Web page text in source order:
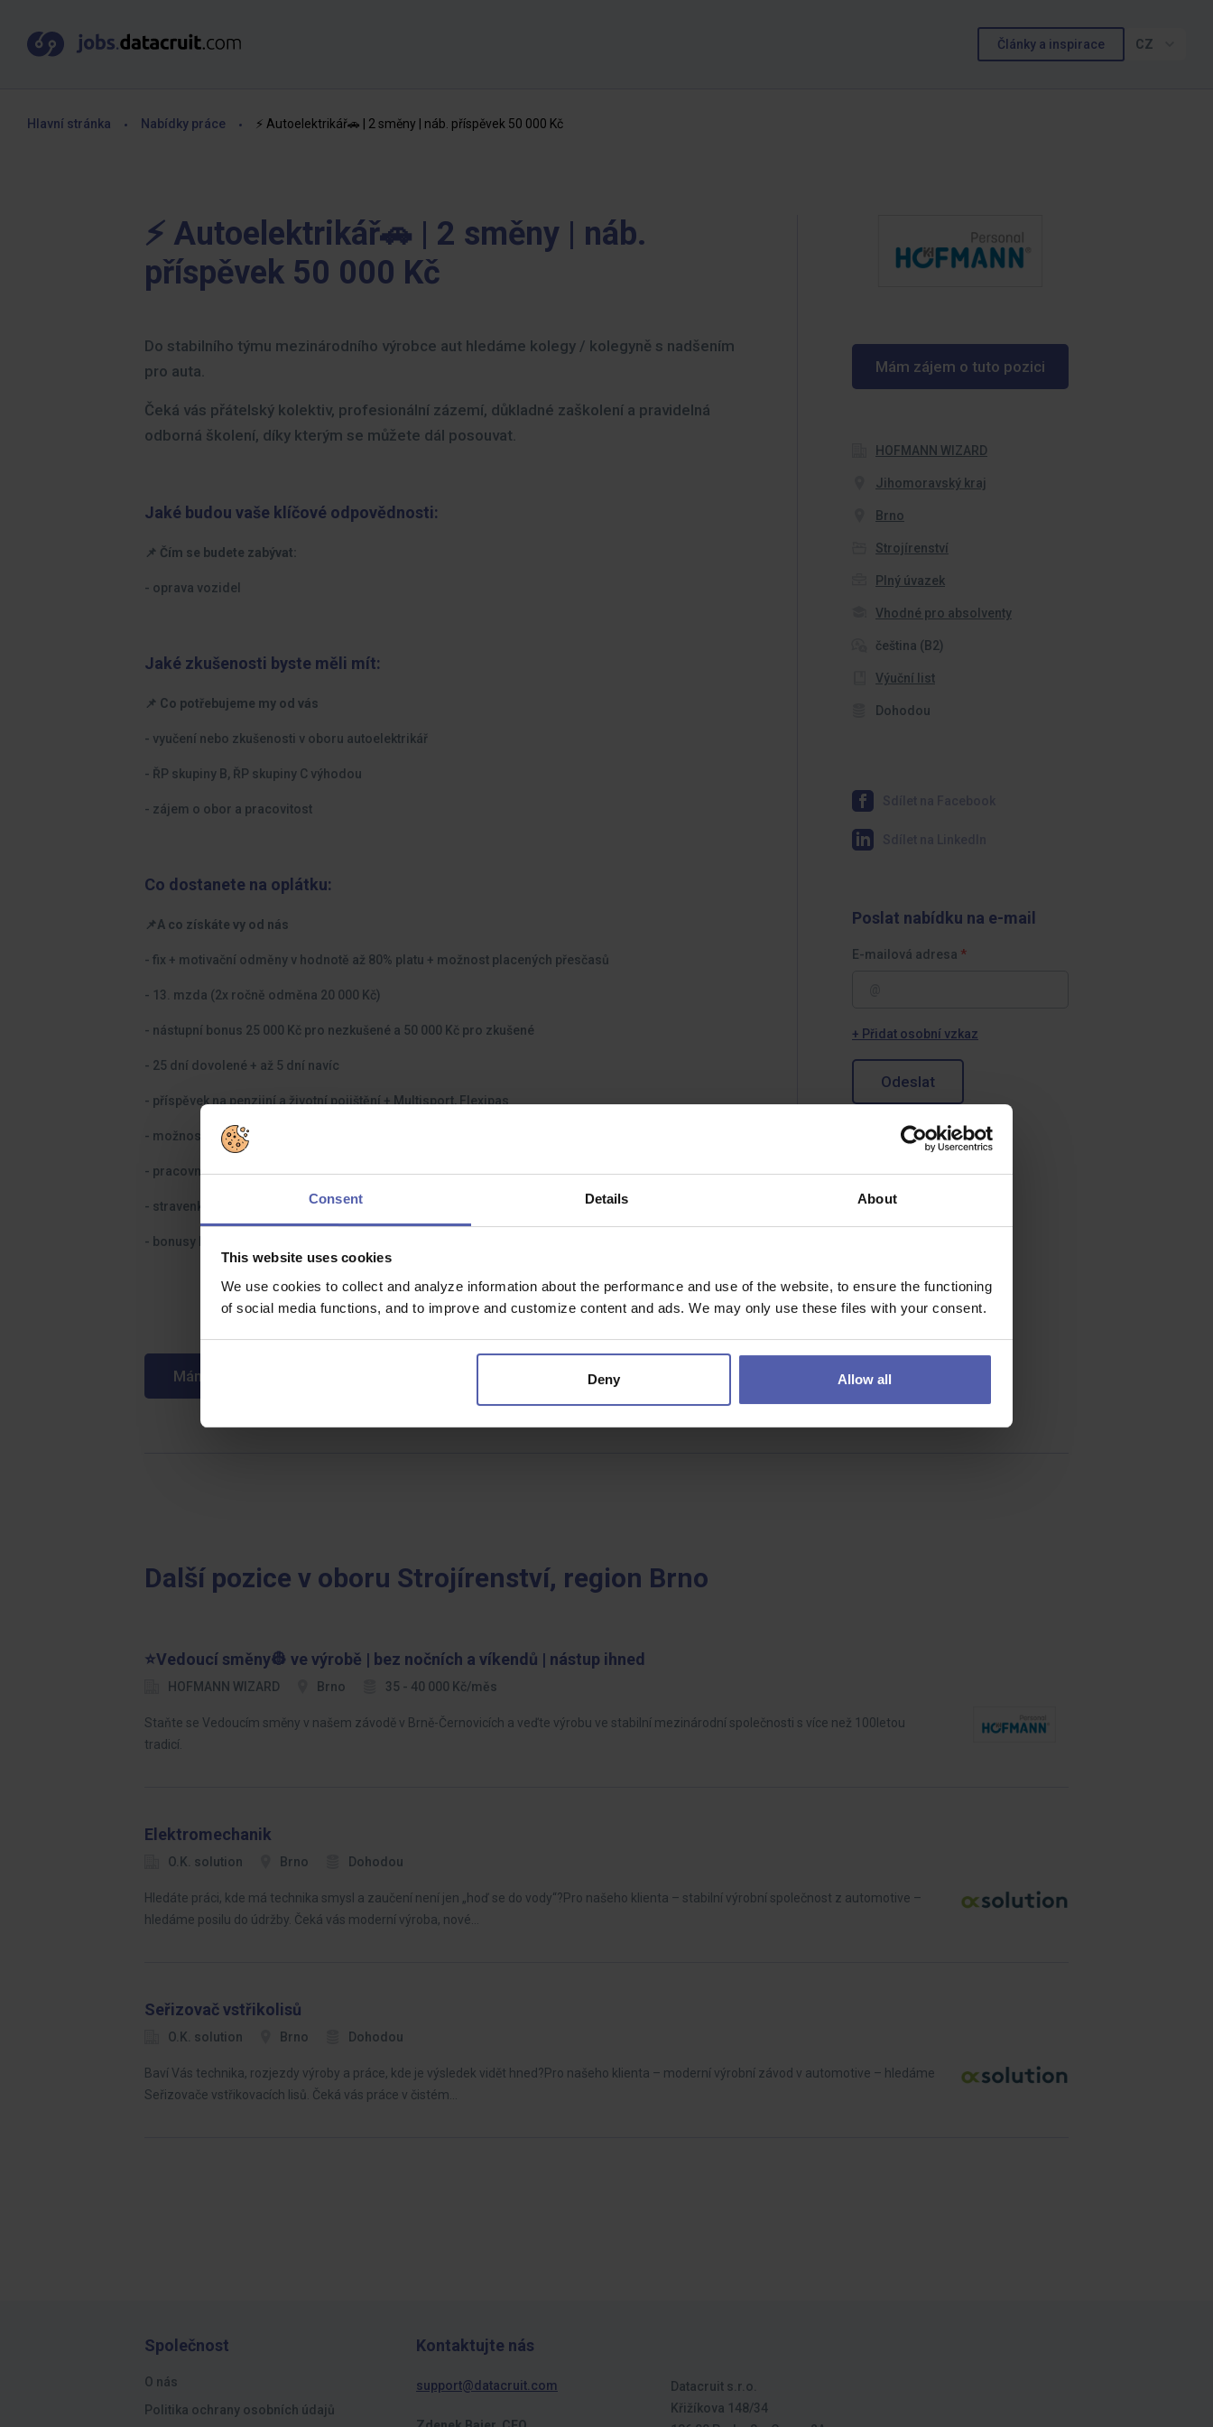
Consent Details About
This website uses cookies
We use cookies to collect and analyze information about the performance and use of the website, to ensure the functioning
of social media functions, and to improve and customize content and ads. We may only use these files with your consent.
Deny Allow all
Články a inspirace CZ
Hlavní stránka Nabídky práce ⚡ Autoelektrikář🚗 | 2 směny | náb. příspěvek 50 000 Kč
⚡ Autoelektrikář🚗 | 2 směny | náb.
příspěvek 50 000 Kč
Mám zájem o tuto pozici
HOFMANN WIZARD
Jihomoravský kraj
Brno
Strojírenství
Plný úvazek
Vhodné pro absolventy
čeština (B2)
Výuční list
Dohodou
Do stabilního týmu mezinárodního výrobce aut hledáme kolegy / kolegyně s nadšením
pro auta.
Čeká vás přátelský kolektiv, profesionální zázemí, důkladné zaškolení a pravidelná
odborná školení, díky kterým se můžete dál posouvat.
Jaké budou vaše klíčové odpovědnosti:
📌 Čím se budete zabývat:
- oprava vozidel
Jaké zkušenosti byste měli mít:
📌 Co potřebujeme my od vás
- vyučení nebo zkušenosti v oboru autoelektrikář
- ŘP skupiny B, ŘP skupiny C výhodou
- zájem o obor a pracovitost
Co dostanete na oplátku:
📌A co získáte vy od nás
- fix + motivační odměny v hodnotě až 80% platu + možnost placených přesčasů
- 13. mzda (2x ročně odměna 20 000 Kč)
- nástupní bonus 25 000 Kč pro nezkušené a 50 000 Kč pro zkušené
- 25 dní dovolené + až 5 dní navíc
- příspěvek na penzijní a životní pojištění + Multisport, Flexipas
- možnost příspěvku zaměstnavatele na získání řidičského průkazu skupiny C,D,E
- pracovní oděv vč. čištění
- stravenky 150 Kč
- bonusy k narození dítěte a výročním narozeninám
Mám zájem o tuto pozici
Poslat nabídku na e-mail
E-mailová adresa
+ Přidat osobní vzkaz
Odeslat
Další pozice v oboru Strojírenství, region Brno
⭐Vedoucí směny👷 ve výrobě | bez nočních a víkendů | nástup ihned
HOFMANN WIZARD Brno 35 - 40 000 Kč/měs
Staňte se Vedoucím směny v našem závodě v Brně-Černovicích a veďte výrobu ve stabilní mezinárodní společnosti s více než 100letou
tradicí.
Elektromechanik
O.K. solution Brno Dohodou
Hledáte práci, kde má technika smysl a zaučení není jen „hoď se do vody“?Pro našeho klienta – stabilní výrobní společnost z automotive –
hledáme posilu do údržby. Čeká vás moderní výroba, nové…
Seřizovač vstřikolisů
O.K. solution Brno Dohodou
Baví Vás technika, rozjezdy výroby a práce, kde je výsledek vidět hned?Pro našeho klienta – moderní výrobní závod v automotive – hledáme
Seřizovače vstřikovacích lisů. Čeká vás práce v čistém…
Společnost
O nás
Politika ochrany osobních údajů
Kontaktujte nás
support@datacruit.com
Datacruit s.r.o.
Křižíkova 148/34